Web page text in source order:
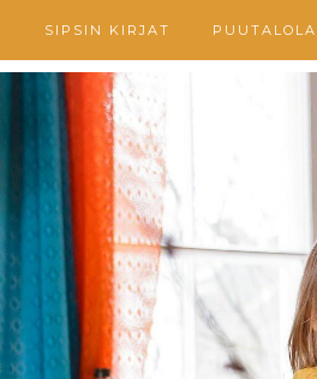
SIPSIN KIRJAT